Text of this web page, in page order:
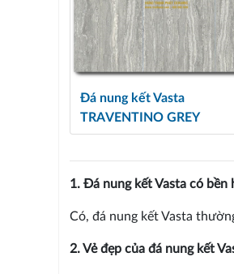
Đá nung kết Vasta
TRAVENTINO GREY
1. Đá nung kết Vasta có bền
Có, đá nung kết Vasta
2. Vẻ đẹp của đá nung kết